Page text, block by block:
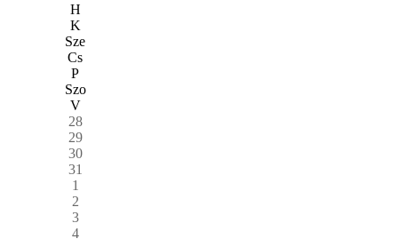
H
K
Sze
Cs
P
Szo
V
28
29
30
31
1
2
3
4